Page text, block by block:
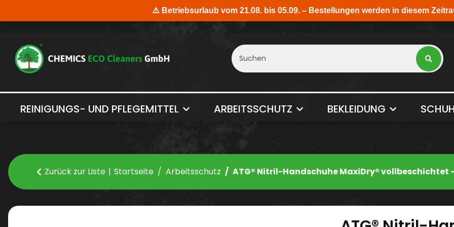
REINIGUNGS- UND PFLEGEMITTEL ARBEITSSCHUTZ BEKLEIDUNG
Zurück zur Liste Startseite Arbeitsschutz ATG® Nitril-Handschuhe MaxiDry® vollbeschichtet